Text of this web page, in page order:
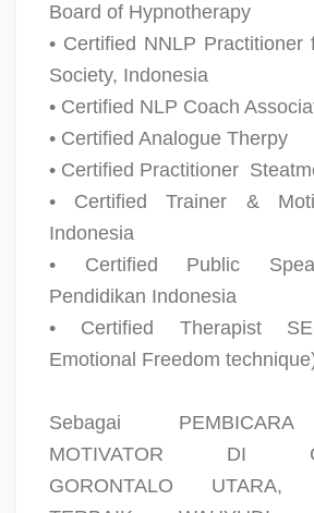
Board of Hypnotherapy
• Certified NNLP Practitioner
Society, Indonesia
• Certified NLP Coach
• Certified Analogue Therpy
• Certified Practitioner
• Certified Trainer &
Indonesia
• Certified Public
Pendidikan Indonesia
• Certified Therapist
Emotional Freedom
Sebagai
MOTIVATOR DI
GORONTALO UTARA,